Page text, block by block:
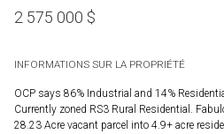
2 575 000 $
INFORMATIONS SUR LA PROPRIÉTÉ
OCP says 86% Industrial and 14%
Currently zoned RS3 Rural Residential.
28.23 Acre vacant parcel into 4.9+ acre